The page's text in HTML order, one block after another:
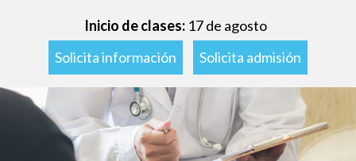
Inicio de clases: 17 de agosto
Solicita información
Solicita admisión